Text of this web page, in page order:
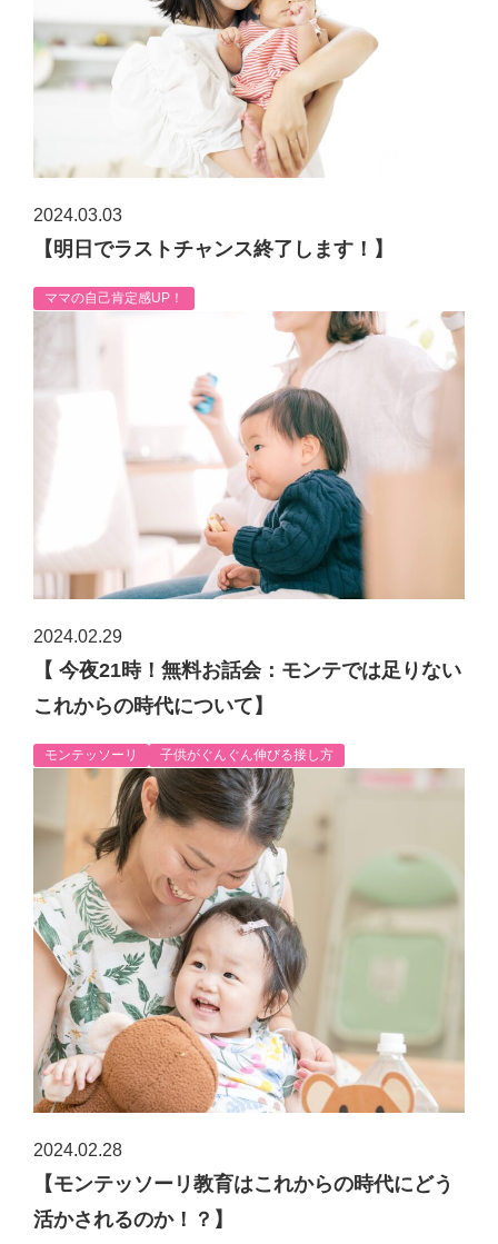
2024.03.03
【明日でラストチャンス終了します！】
ママの自己肯定感UP！
2024.02.29
【 今夜21時！無料お話会：モンテでは足りない
これからの時代について】
モンテッソーリ 子供がぐんぐん伸びる接し方
2024.02.28
【モンテッソーリ教育はこれからの時代にどう
活かされるのか！？】